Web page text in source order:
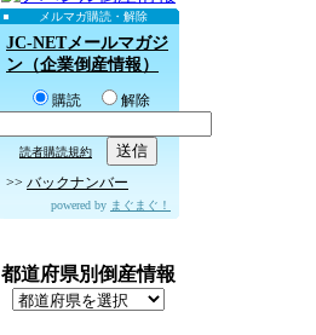
メルマガ購読・解除
JC-NETメールマガジ
ン（企業倒産情報）
購読 解除
読者購読規約
>> バックナンバー
powered by まぐまぐ！
都道府県別倒産情報